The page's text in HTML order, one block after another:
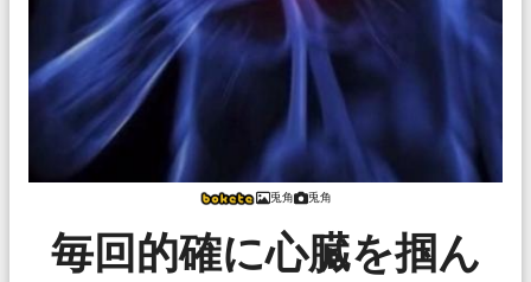
兎角 兎角
毎回的確に心臓を掴ん